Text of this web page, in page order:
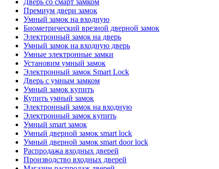
Дверь со смарт замком
Премиум двери замок
Умный замок на входную
Биометрический врезной дверной замок
Электронный замок на дверь
Умный замок на входную дверь
Умные электронные замки
Установим умный замок
Электронный замок Smart Lock
Дверь с умным замком
Умный замок купить
Купить умный замок
Электронный замок на входную
Электронный замок купить
Умный smart замок
Умный дверной замок smart lock
Умный дверной замок smart door lock
Распродажа входных дверей
Производство входных дверей